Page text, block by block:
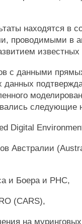
находятся в
проводимыми в
с данными
Digital
Австралии
и Боера и РНС,
(CARS),
на